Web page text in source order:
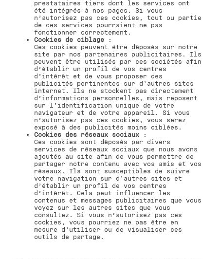
prestataires tiers dont les services ont
été intégrés à nos pages. Si vous
n’autorisez pas ces cookies, tout ou partie
de ces services pourraient ne pas
fonctionner correctement.
Cookies de ciblage :
Ces cookies peuvent être déposés sur notre
site par nos partenaires publicitaires. Ils
peuvent être utilisés par ces sociétés afin
d’établir un profil de vos centres
d’intérêt et de vous proposer des
publicités pertinentes sur d’autres sites
internet. Ils ne stockent pas directement
d’informations personnelles, mais reposent
sur l’identification unique de votre
navigateur et de votre appareil. Si vous
n’autorisez pas ces cookies, vous serez
exposé à des publicités moins ciblées.
Cookies des réseaux sociaux :
Ces cookies sont déposés par divers
services de réseaux sociaux que nous avons
ajoutés au site afin de vous permettre de
partager notre contenu avec vos amis et vos
réseaux. Ils sont susceptibles de suivre
votre navigation sur d’autres sites et
d’établir un profil de vos centres
d’intérêt. Cela peut influencer les
contenus et messages publicitaires que vous
voyez sur les autres sites que vous
consultez. Si vous n’autorisez pas ces
cookies, vous pourriez ne pas être en
mesure d’utiliser ou de visualiser ces
outils de partage.